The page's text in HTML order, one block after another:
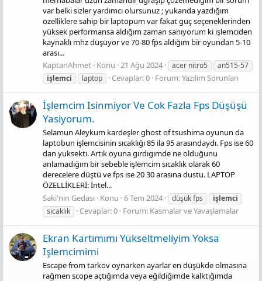
var belki sizler yardımcı olursunuz ; yukarıda yazdığım
özelliklere sahip bir laptopum var fakat güç seçeneklerinden
yüksek performansa aldığım zaman sanıyorum ki işlemciden
kaynaklı mhz düşüyor ve 70-80 fps aldığım bir oyundan 5-10
arası...
KaptanAhmet Konu 21 Ağu 2024 acer nitro5
an515-57
i̇şlemci̇
laptop Cevaplar: 0 Forum:Yazılım Sorunları
İşlemci̇m Isinmiyor Ve Cok Fazla Fps Düşüşü
Yasiyorum.
Selamun Aleykum kardeşler ghost of tsushima oyunun da
laptobun işlemcisinin sıcaklığı 85 ila 95 arasındaydı. Fps ise 60
dan yuksektı. Artık oyuna gırdıgımde ne olduğunu
anlamadığım bir sebeble işlemcim sıcaklık olarak 60
derecelere düştü ve fps ise 20 30 arasına dustu. LAPTOP
ÖZELLİKLERİ: İntel...
Saki'nin Gedası Konu 6 Tem 2024 düşük fps
i̇şlemci̇
sıcaklık
Cevaplar: 0 Forum: Kasmalar ve Yavaşlamalar
Ekran Kartımımı Yükseltmeliyim Yoksa
Işlemcimimi
Escape from tarkov oynarken ayarlar en düşükde olmasına
rağmen scope açtığımda veya eğildiğimde kalktığımda